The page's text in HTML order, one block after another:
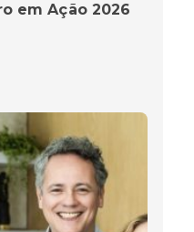
em Ação 2026